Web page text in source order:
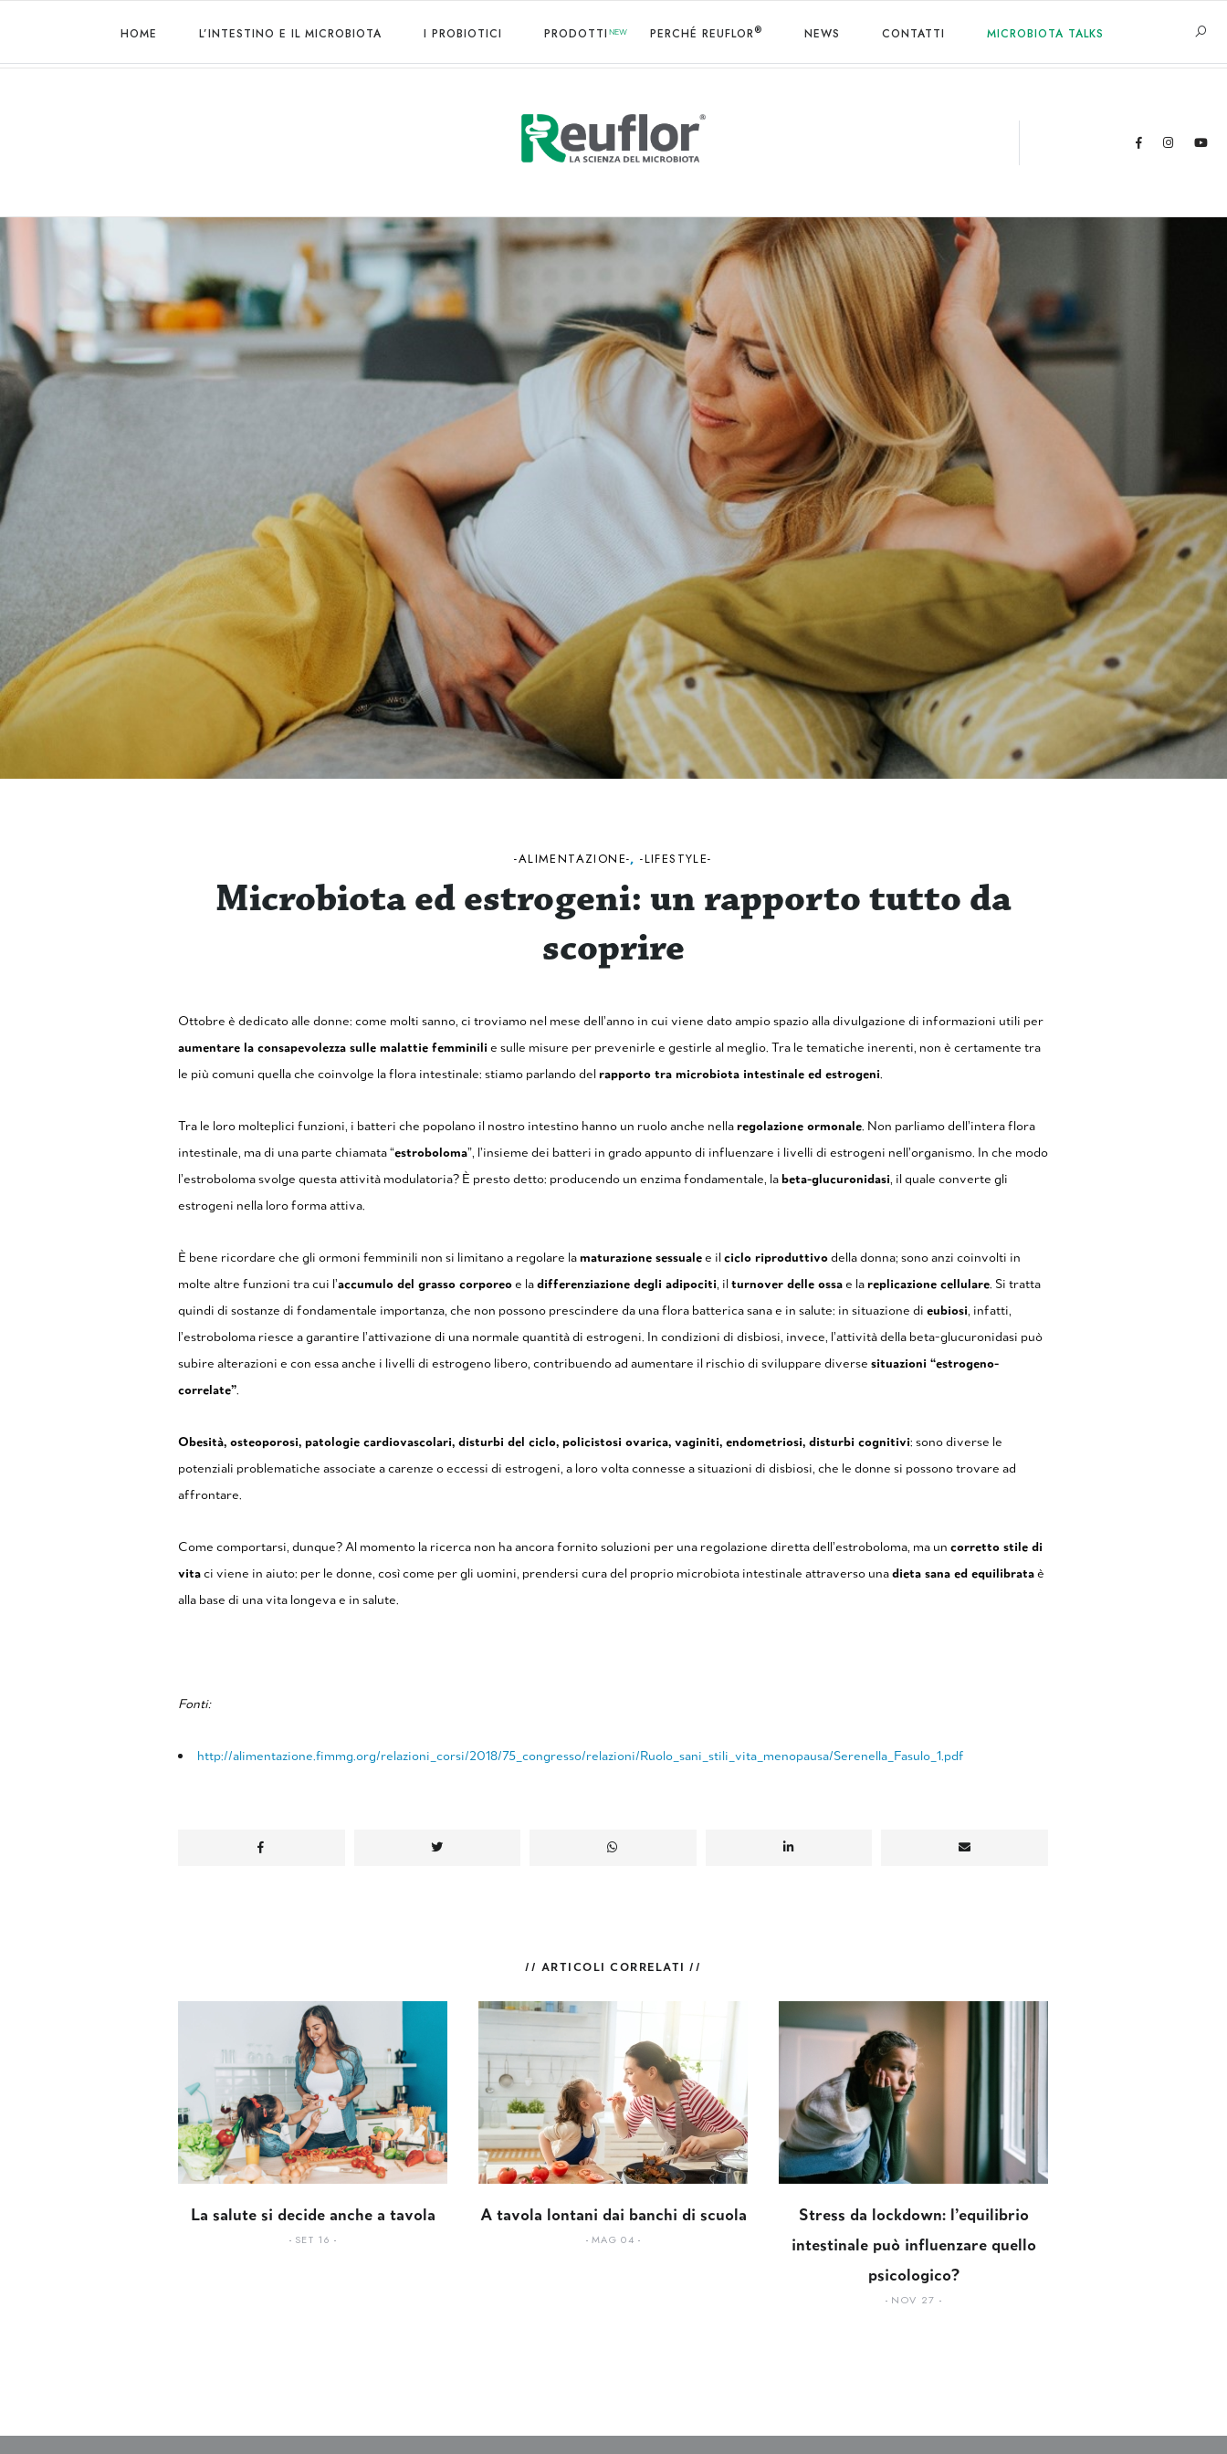
HOME L’INTESTINO E IL MICROBIOTA I PROBIOTICI PRODOTTI PERCHÉ REUFLOR® NEWS CONTATTI MICROBIOTA TALKS
ALIMENTAZIONE , LIFESTYLE
Microbiota ed estrogeni: un rapporto tutto da
scoprire
Ottobre è dedicato alle donne: come molti sanno, ci troviamo nel mese dell’anno in cui viene dato ampio spazio alla divulgazione di informazioni utili per
aumentare la consapevolezza sulle malattie femminili e sulle misure per prevenirle e gestirle al meglio. Tra le tematiche inerenti, non è certamente tra
le più comuni quella che coinvolge la flora intestinale: stiamo parlando delrapporto tra microbiota intestinale ed estrogeni.
Tra le loro molteplici funzioni, i batteri che popolano il nostro intestino hanno un ruolo anche nellaregolazione ormonale. Non parliamo dell’intera flora
intestinale, ma di una parte chiamata “estroboloma”, l’insieme dei batteri in grado appunto di influenzare i livelli di estrogeni nell’organismo. In che modo
l’estroboloma svolge questa attività modulatoria? È presto detto: producendo un enzima fondamentale, labeta-glucuronidasi, il quale converte gli
estrogeni nella loro forma attiva.
È bene ricordare che gli ormoni femminili non si limitano a regolare lamaturazione sessualee ilciclo riproduttivodella donna; sono anzi coinvolti in
molte altre funzioni tra cui l’accumulo del grasso corporeoe ladifferenziazione degli adipociti, ilturnover delle ossae lareplicazione cellulare. Si tratta
quindi di sostanze di fondamentale importanza, che non possono prescindere da una flora batterica sana e in salute: in situazione di eubiosi, infatti,
l’estroboloma riesce a garantire l’attivazione di una normale quantità di estrogeni. In condizioni di disbiosi, invece, l’attività della beta-glucuronidasi può
subire alterazioni e con essa anche i livelli di estrogeno libero, contribuendo ad aumentare il rischio di sviluppare diverse situazioni “estrogeno-
correlate”.
Obesità, osteoporosi, patologie cardiovascolari, disturbi del ciclo, policistosi ovarica, vaginiti, endometriosi, disturbi cognitivi: sono diverse le
potenziali problematiche associate a carenze o eccessi di estrogeni, a loro volta connesse a situazioni di disbiosi, che le donne si possono trovare ad
affrontare.
Come comportarsi, dunque? Al momento la ricerca non ha ancora fornito soluzioni per una regolazione diretta dell’estroboloma, ma un corretto stile di
vitaci viene in aiuto: per le donne, così come per gli uomini, prendersi cura del proprio microbiota intestinale attraverso unadieta sana ed equilibrataè
alla base di una vita longeva e in salute.
Fonti:
http://alimentazione.fimmg.org/relazioni_corsi/2018/75_congresso/relazioni/Ruolo_sani_stili_vita_menopausa/Serenella_Fasulo_1.pdf
// ARTICOLI CORRELATI //
La salute si decide anche a tavola
SET 16
A tavola lontani dai banchi di scuola
MAG 04
Stress da lockdown: l’equilibrio
intestinale può influenzare quello
psicologico?
NOV 27